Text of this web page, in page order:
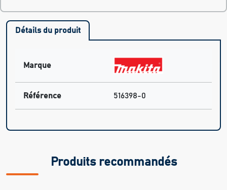
Détails du produit
Marque
Référence 516398-0
Produits recommandés